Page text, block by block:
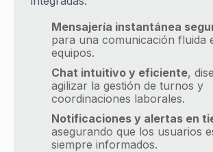
Mensajería instantánea
para una comunicación fluida
equipos.
Chat intuitivo y eficiente,
agilizar la gestión de turnos y
coordinaciones laborales.
Notificaciones y alertas en
asegurando que los usuarios
siempre informados.